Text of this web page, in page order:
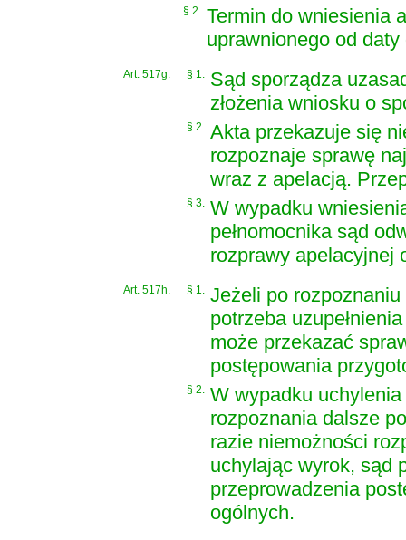
§ 2. Termin do wniesienia
uprawnionego od
Art. 517g. § 1. Sąd sporządza
złożenia wniosku o
§ 2. Akta przekazuje się
rozpoznaje sprawę
wraz z apelacją.
§ 3. W wypadku
pełnomocnika sąd
rozprawy apelacyjnej
Art. 517h. § 1. Jeżeli po
potrzeba
może przekazać
postępowania
§ 2. W wypadku
rozpoznania dalsze
razie niemożności
uchylając wyrok, sąd
przeprowadzenia
ogólnych.